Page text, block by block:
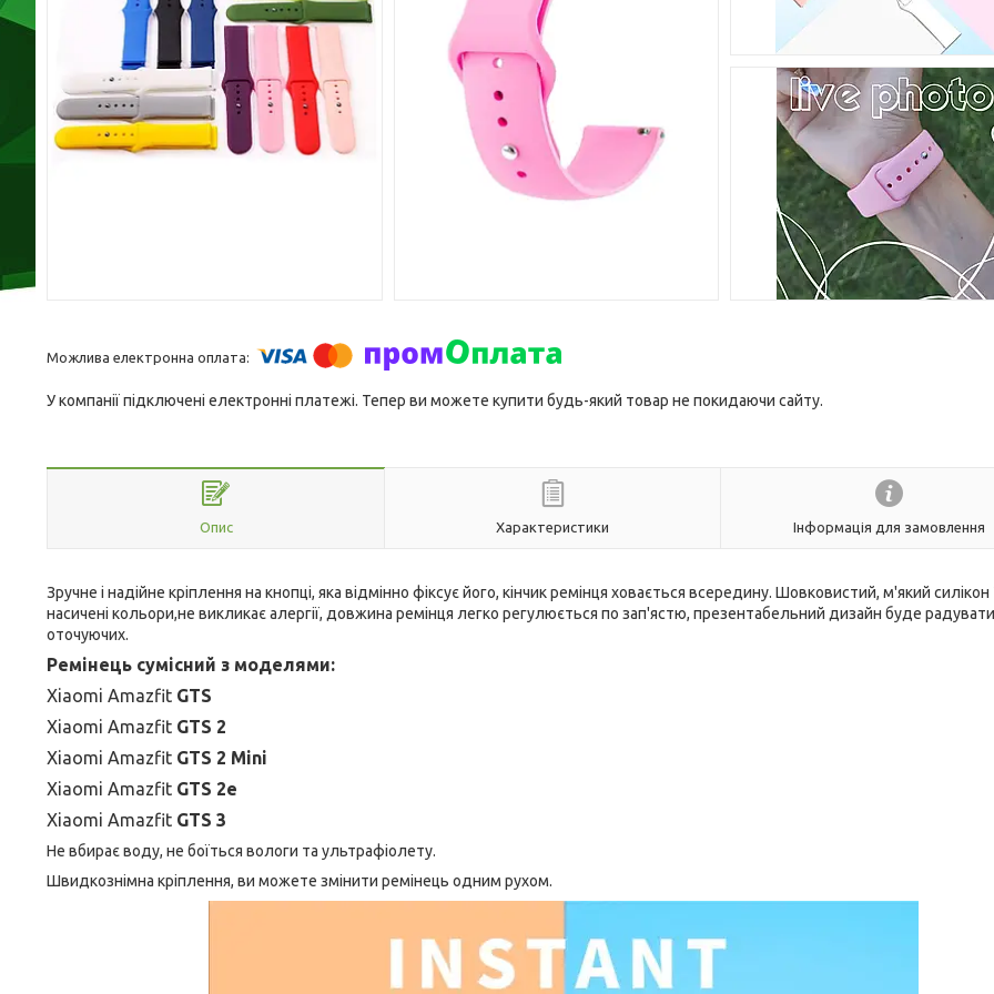
У компанії підключені електронні платежі. Тепер ви можете купити будь-який товар не покидаючи сайту.
Опис Характеристики Інформація для замовлення
Зручне і надійне кріплення на кнопці, яка відмінно фіксує його, кінчик ремінця ховається всередину. Шовковистий, м'який силікон
насичені кольори,не викликає алергії, довжина ремінця легко регулюється по зап'ястю, презентабельний дизайн буде радувати
оточуючих.
Ремінець сумісний з моделями:
Xiaomi Amazfit GTS
Xiaomi Amazfit GTS 2
Xiaomi Amazfit GTS 2 Mini
Xiaomi Amazfit GTS 2e
Xiaomi Amazfit GTS 3
Не вбирає воду, не боїться вологи та ультрафіолету.
Швидкознімна кріплення, ви можете змінити ремінець одним рухом.